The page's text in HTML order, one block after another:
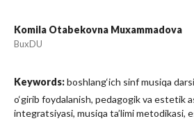
Komila Otabekovna Muxammadova
BuxDU
Keywords:boshlang‘ich sinf musiqa
o‘girib foydalanish, pedagogik va estetik
integratsiyasi, musiqa ta’limi metodikasi,